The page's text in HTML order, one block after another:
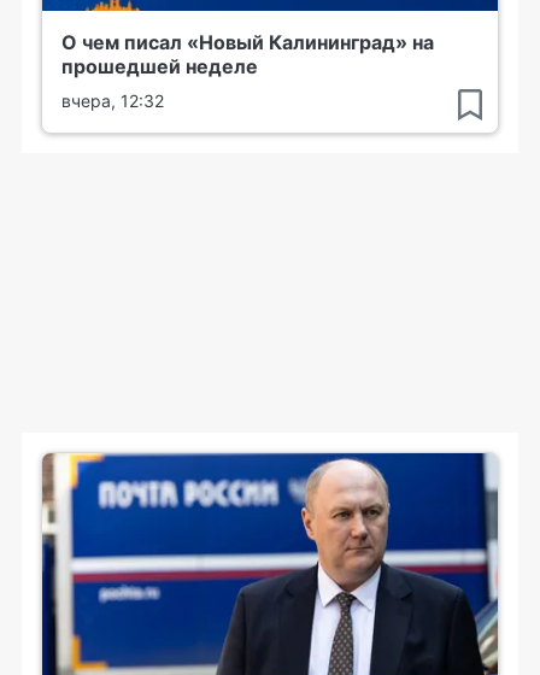
О чем писал «Новый Калининград» на
прошедшей неделе
вчера, 12:32